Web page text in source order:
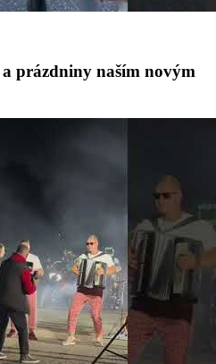
prázdniny naším novým